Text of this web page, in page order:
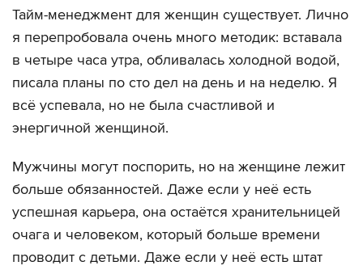
Тайм-менеджмент для женщин существует. Лично
я перепробовала очень много методик: вставала
в четыре часа утра, обливалась холодной водой,
писала планы по сто дел на день и на неделю. Я
всё успевала, но не была счастливой и
энергичной женщиной.
Мужчины могут поспорить, но на женщине лежит
больше обязанностей. Даже если у неё есть
успешная карьера, она остаётся хранительницей
очага и человеком, который больше времени
проводит с детьми. Даже если у неё есть штат